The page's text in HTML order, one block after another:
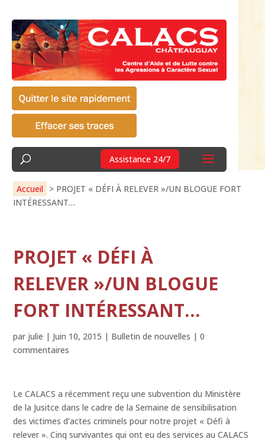
Assistance 24/7
Accueil > PROJET « DÉFI À RELEVER »/UN BLOGUE FORT
INTÉRESSANT…
PROJET « DÉFI À
RELEVER »/UN BLOGUE
FORT INTÉRESSANT…
par julie | Juin 10, 2015 | Bulletin de nouvelles |0
commentaires
Le CALACS a récemment reçu une subvention du Ministère
de la Jusitce dans le cadre de la Semaine de sensibilisation
des victimes d’actes criminels pour notre projet « Défi à
relever ». Cinq survivantes qui ont eu des services au CALACS